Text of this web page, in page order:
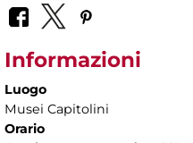
Informazioni
Luogo
Musei Capitolini
Orario